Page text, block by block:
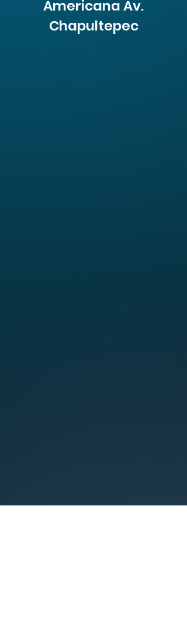
Americana Av.
Chapultepec